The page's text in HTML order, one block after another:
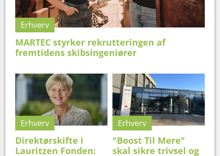
Erhverv
MARTEC styrker rekrutteringen af
fremtidens skibsingeniører
Erhverv
Direktørskifte i
Lauritzen Fonden:
Erhverv
"Boost Til Mere"
skal sikre trivsel og